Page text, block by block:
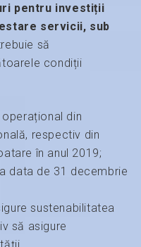
pentru investiții
servicii, sub
să
condiții
din
respectiv din
în anul 2019;
data de 31 decembrie
sustenabilitatea
să asigure